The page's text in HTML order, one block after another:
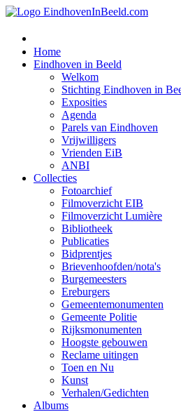
Home
Eindhoven in Beeld
Welkom
Stichting Eindhoven in
Exposities
Agenda
Parels van Eindhoven
Vrijwilligers
Vrienden EiB
ANBI
Collecties
Fotoarchief
Filmoverzicht EIB
Filmoverzicht Lumière
Bibliotheek
Publicaties
Bidprentjes
Brievenhoofden/nota's
Burgemeesters
Ereburgers
Gemeentemonumenten
Gemeente Politie
Rijksmonumenten
Hoogste gebouwen
Reclame uitingen
Toen en Nu
Kunst
Verhalen/Gedichten
Albums